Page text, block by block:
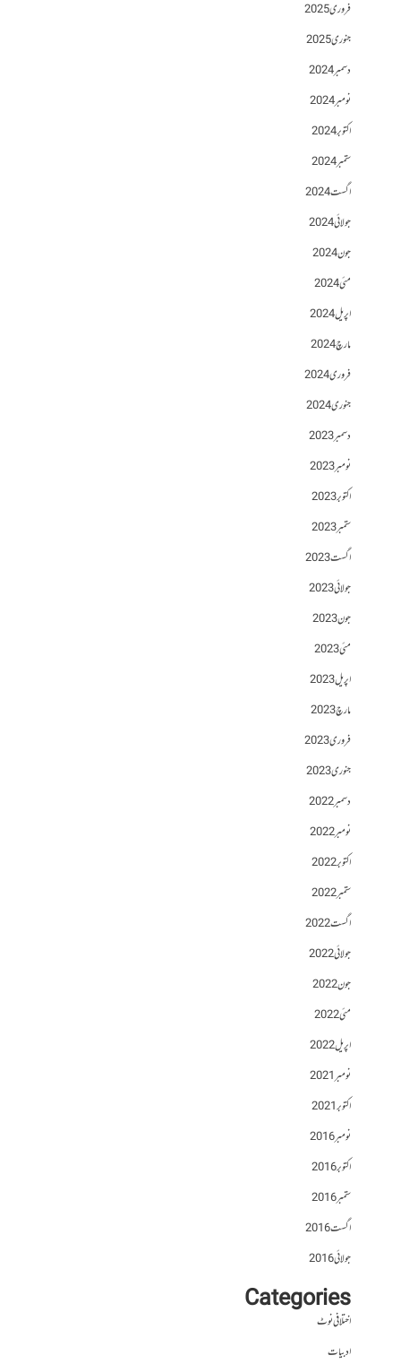
فروری 2025
جنوری 2025
دسمبر 2024
نومبر 2024
اکتوبر 2024
ستمبر 2024
اگست 2024
جولائی 2024
جون 2024
مئی 2024
اپریل 2024
مارچ 2024
فروری 2024
جنوری 2024
دسمبر 2023
نومبر 2023
اکتوبر 2023
ستمبر 2023
اگست 2023
جولائی 2023
جون 2023
مئی 2023
اپریل 2023
مارچ 2023
فروری 2023
جنوری 2023
دسمبر 2022
نومبر 2022
اکتوبر 2022
ستمبر 2022
اگست 2022
جولائی 2022
جون 2022
مئی 2022
اپریل 2022
نومبر 2021
اکتوبر 2021
نومبر 2016
اکتوبر 2016
ستمبر 2016
اگست 2016
جولائی 2016
Categories
اختلافی نوٹ
ادبیات